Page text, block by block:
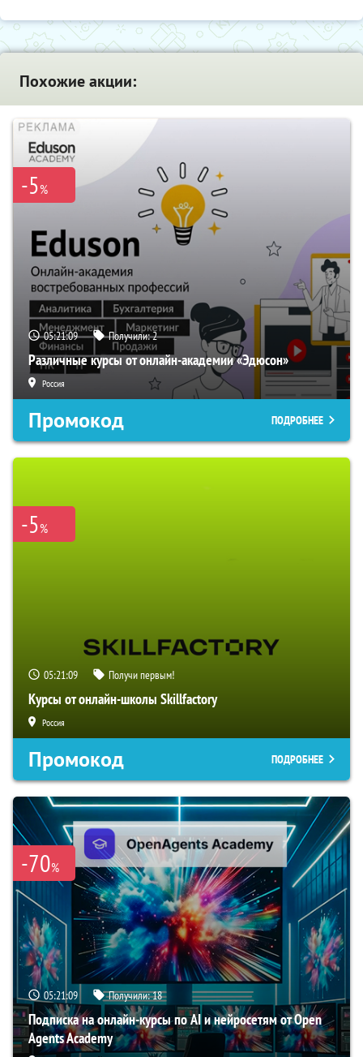
Похожие акции:
-5%
05:21:08 Получили:2
Различные курсы от онлайн-академии «Эдюсон»
Россия
Промокод ПОДРОБНЕЕ
-5%
05:21:08 Получи первым!
Курсы от онлайн-школы Skillfactory
Россия
Промокод ПОДРОБНЕЕ
-70%
05:21:08 Получили:18
Подписка на онлайн-курсы по AI и нейросетям от Open
Agents Academy